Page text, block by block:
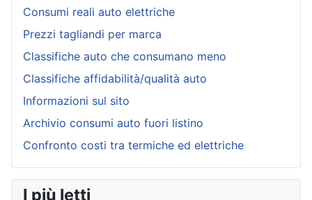
Consumi reali auto elettriche
Prezzi tagliandi per marca
Classifiche auto che consumano meno
Classifiche affidabilità/qualità auto
Informazioni sul sito
Archivio consumi auto fuori listino
Confronto costi tra termiche ed elettriche
I più letti